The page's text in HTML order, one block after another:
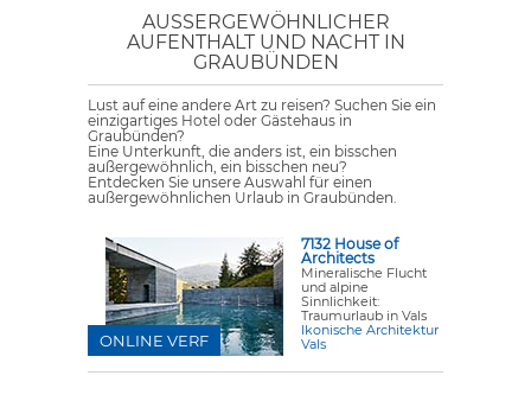
AUSSERGEWÖHNLICHER A
UFENTHALT UND NACHT IN G
RAUBÜNDEN
Lust auf eine andere Art zu reisen? Suchen Sie ein
einzigartiges Hotel oder Gästehaus in
Graubünden?
Eine Unterkunft, die anders ist, ein bisschen
außergewöhnlich, ein bisschen neu?
Entdecken Sie unsere Auswahl für einen
außergewöhnlichen Urlaub in Graubünden.
7132 House of
Architects
Mineralische Flucht
und alpine
Sinnlichkeit:
Traumurlaub in Vals
Ikonische Architektur
Vals
ONLINE VERF